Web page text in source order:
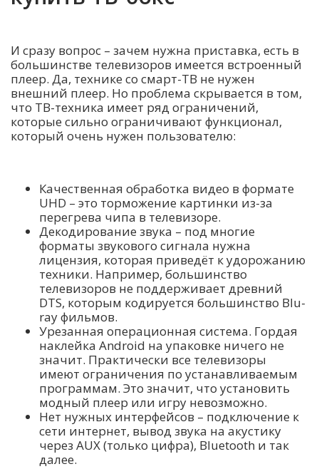
И сразу вопрос – зачем нужна приставка, есть в
большинстве телевизоров имеется встроенный
плеер. Да, технике со смарт-ТВ не нужен
внешний плеер. Но проблема скрывается в том,
что ТВ-техника имеет ряд ограничений,
которые сильно ограничивают функционал,
который очень нужен пользователю:
Качественная обработка видео в формате
UHD – это торможение картинки из-за
перегрева чипа в телевизоре.
Декодирование звука – под многие
форматы звукового сигнала нужна
лицензия, которая приведёт к удорожанию
техники. Например, большинство
телевизоров не поддерживает древний
DTS, которым кодируется большинство Blu-
ray фильмов.
Урезанная операционная система. Гордая
наклейка Android на упаковке ничего не
значит. Практически все телевизоры
имеют ограничения по устанавливаемым
программам. Это значит, что установить
модный плеер или игру невозможно.
Нет нужных интерфейсов – подключение к
сети интернет, вывод звука на акустику
через AUX (только цифра), Bluetooth и так
далее.